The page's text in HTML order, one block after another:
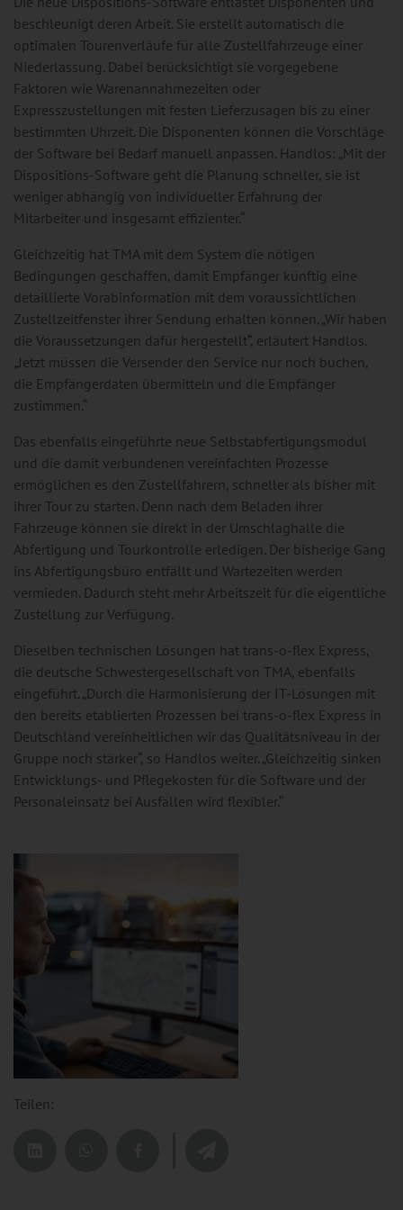
beschleunigt deren Arbeit. Sie erstellt automatisch die
optimalen Tourenverläufe für alle Zustellfahrzeuge einer
Niederlassung. Dabei berücksichtigt sie vorgegebene
Faktoren wie Warenannahmezeiten oder
Expresszustellungen mit festen Lieferzusagen bis zu einer
bestimmten Uhrzeit. Die Disponenten können die Vorschläge
der Software bei Bedarf manuell anpassen. Handlos: „Mit der
Dispositions-Software geht die Planung schneller, sie ist
weniger abhängig von individueller Erfahrung der
Mitarbeiter und insgesamt effizienter.“
Gleichzeitig hat TMA mit dem System die nötigen
Bedingungen geschaffen, damit Empfänger künftig eine
detaillierte Vorabinformation mit dem voraussichtlichen
Zustellzeitfenster ihrer Sendung erhalten können. „Wir haben
die Voraussetzungen dafür hergestellt“, erläutert Handlos.
„Jetzt müssen die Versender den Service nur noch buchen,
die Empfängerdaten übermitteln und die Empfänger
zustimmen.“
Das ebenfalls eingeführte neue Selbstabfertigungsmodul
und die damit verbundenen vereinfachten Prozesse
ermöglichen es den Zustellfahrern, schneller als bisher mit
ihrer Tour zu starten. Denn nach dem Beladen ihrer
Fahrzeuge können sie direkt in der Umschlaghalle die
Abfertigung und Tourkontrolle erledigen. Der bisherige Gang
ins Abfertigungsbüro entfällt und Wartezeiten werden
vermieden. Dadurch steht mehr Arbeitszeit für die eigentliche
Zustellung zur Verfügung.
Dieselben technischen Lösungen hat trans-o-flex Express,
die deutsche Schwestergesellschaft von TMA, ebenfalls
eingeführt. „Durch die Harmonisierung der IT-Lösungen mit
den bereits etablierten Prozessen bei trans-o-flex Express in
Deutschland vereinheitlichen wir das Qualitätsniveau in der
Gruppe noch stärker“, so Handlos weiter. „Gleichzeitig sinken
Entwicklungs- und Pflegekosten für die Software und der
Personaleinsatz bei Ausfällen wird flexibler.“
Teilen: